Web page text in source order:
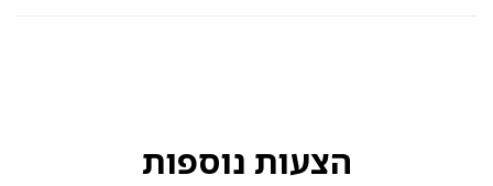
הצעות נוספות